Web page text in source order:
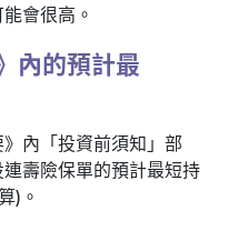
會很高。
內的預計最
內「投資前須知」部
壽險保單的預計最短持
)。